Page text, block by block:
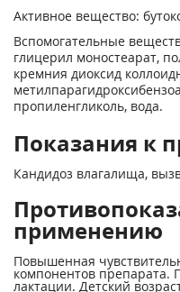
Активное вещество:
Вспомогательные
глицерил моностеарат,
кремния диоксид
пропиленгликоль, вода.
Показания к
Кандидоз влагалища,
применению
Повышенная
компонентов препарата.
лактации. Детский